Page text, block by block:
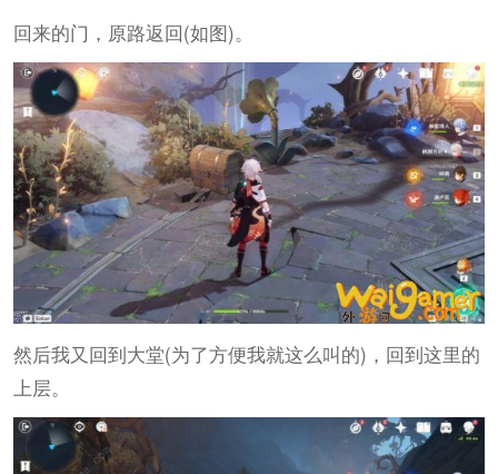
回来的门，原路返回(如图)。
然后我又回到大堂(为了方便我就这么叫的)，回到这里的
上层。